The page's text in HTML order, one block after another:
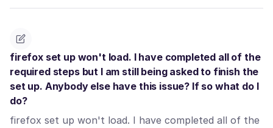
firefox set up won't load. I have completed all of the
required steps but I am still being asked to finish the
set up. Anybody else have this issue? If so what do I
do?
firefox set up won't load. I have completed all of the